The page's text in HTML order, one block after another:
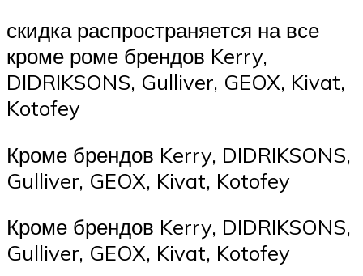
скидка распространяется на все
кроме роме брендов Kerry,
DIDRIKSONS, Gulliver, GEOX, Kivat,
Kotofey
Кроме брендов Kerry, DIDRIKSONS,
Gulliver, GEOX, Kivat, Kotofey
Кроме брендов Kerry, DIDRIKSONS,
Gulliver, GEOX, Kivat, Kotofey